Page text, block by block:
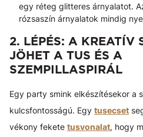
egy réteg glitteres árnyalatot.
rózsaszín árnyalatok mindig
2. LÉPÉS: A KREATÍV
JÖHET A TUS ÉS A
SZEMPILLASPIRÁL
Egy party smink elkészítésekor a
kulcsfontosságú. Egy tusecset
vékony fekete tusvonalat, hogy